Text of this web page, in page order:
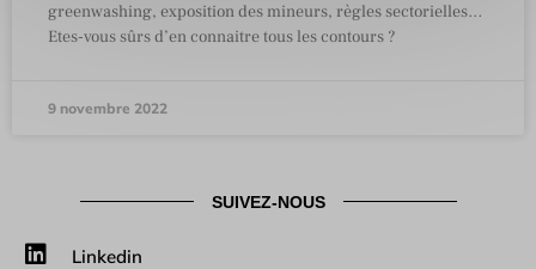
greenwashing, exposition des mineurs, règles sectorielles…
Etes-vous sûrs d’en connaitre tous les contours ?
9 novembre 2022
SUIVEZ-NOUS
Linkedin